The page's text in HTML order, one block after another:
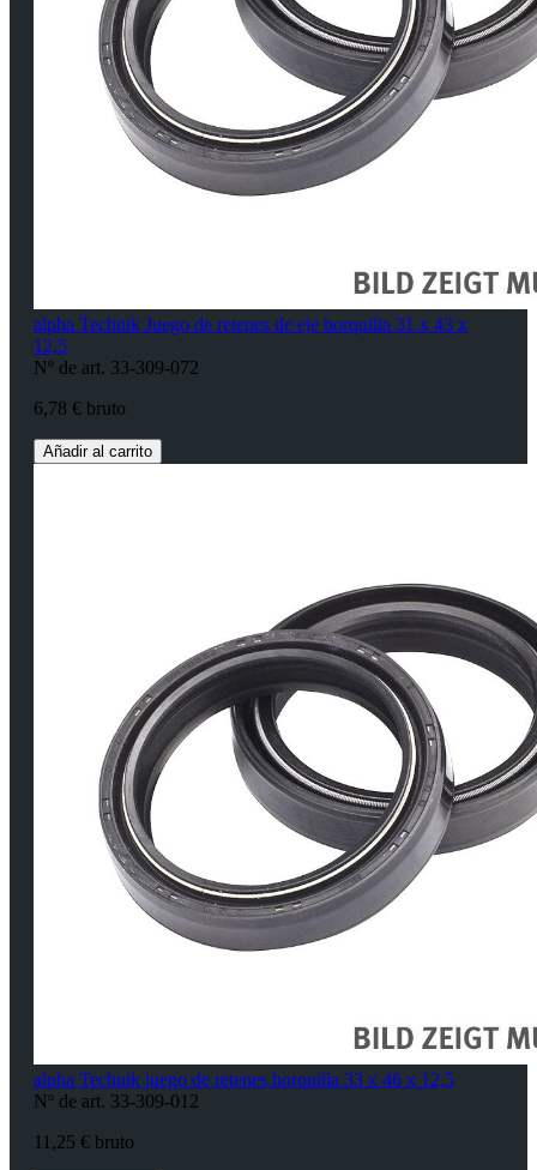
alpha Technik Juego de retenes de eje horquilla 31 x 43 x
12,5
Nº de art. 33-309-072
6,78 € bruto
Añadir al carrito
alpha Technik juego de retenes horquilla 33 x 46 x 12,5
Nº de art. 33-309-012
11,25 € bruto